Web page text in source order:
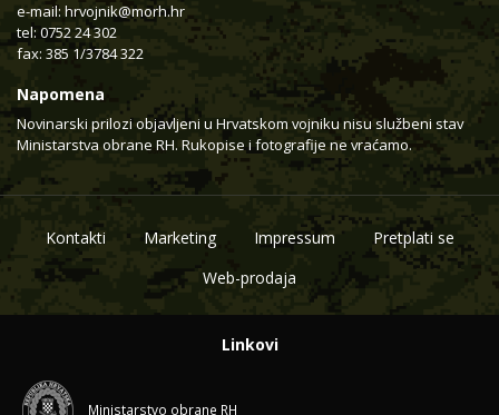
e-mail: hrvojnik@morh.hr
tel: 0752 24 302
fax: 385 1/3784 322
Napomena
Novinarski prilozi objavljeni u Hrvatskom vojniku nisu službeni stav
Ministarstva obrane RH. Rukopise i fotografije ne vraćamo.
Kontakti Marketing Impressum
Pretplati se
Web-prodaja
Linkovi
Ministarstvo obrane RH